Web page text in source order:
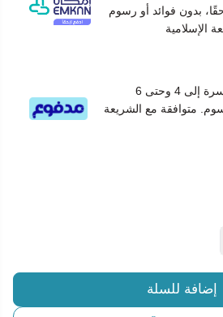
بدون فوائد أو رسوم
الإسلامية
قسم دفعاتك بطريقة ميسرة إلى 4 وحتى 6
متوافقة مع الشريعة
إضافة للسلة